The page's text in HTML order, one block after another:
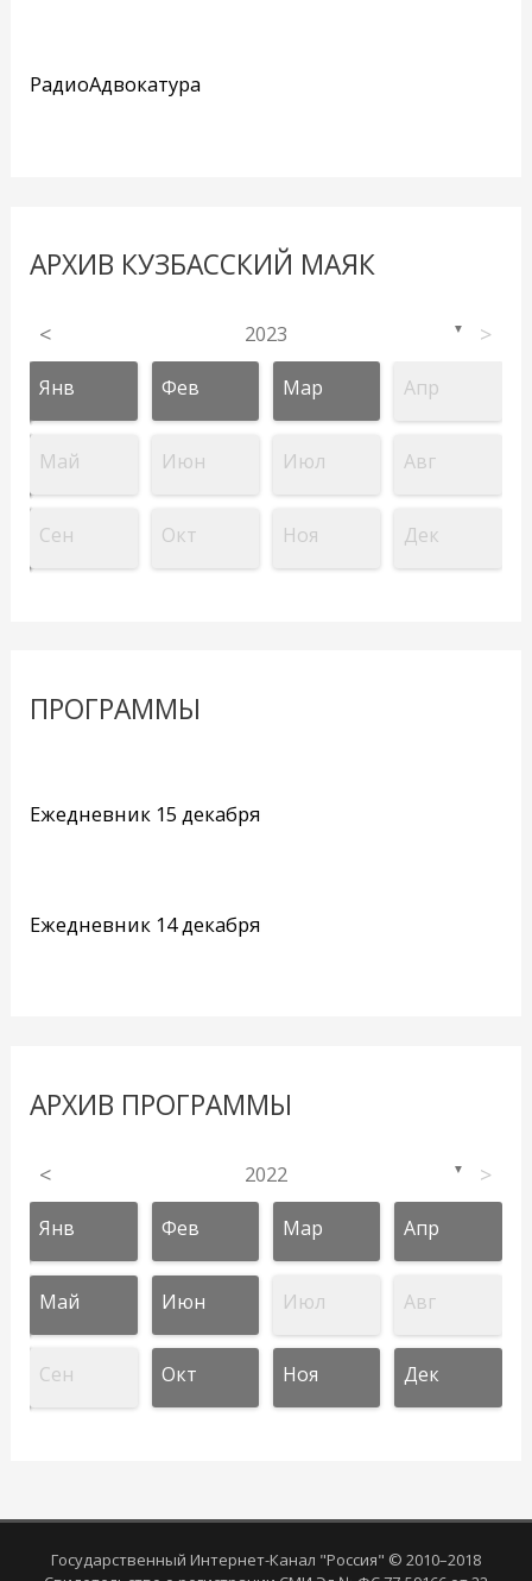
РадиоАдвокатура
АРХИВ КУЗБАССКИЙ МАЯК
< 2023 ▼ >
Янв Фев Мар Апр
Май Июн Июл Авг
Сен Окт Ноя Дек
ПРОГРАММЫ
Ежедневник 15 декабря
Ежедневник 14 декабря
АРХИВ ПРОГРАММЫ
< 2022 ▼ >
Янв Фев Мар Апр
Май Июн Июл Авг
Сен Окт Ноя Дек
Государственный Интернет-Канал "Россия" © 2010–2018